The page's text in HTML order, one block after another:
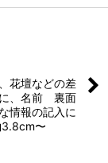
花壇などの差
に、名前 裏面
情報の記入に
3.8cm〜